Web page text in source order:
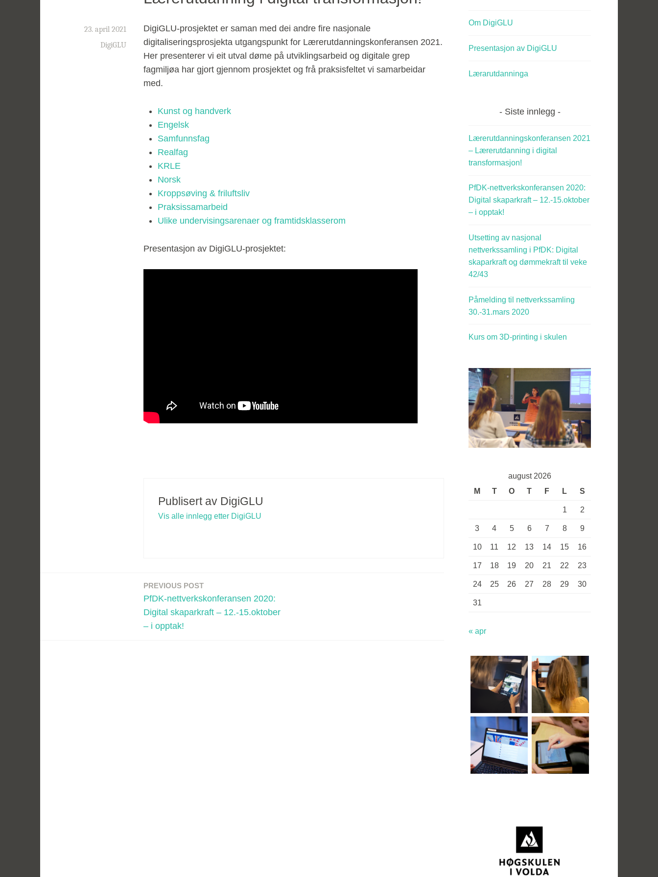
23. april 2021
DigiGLU
DigiGLU-prosjektet er saman med dei andre fire nasjonale
digitaliseringsprosjekta utgangspunkt for Lærerutdanningskonferansen 2021.
Her presenterer vi eit utval døme på utviklingsarbeid og digitale grep
fagmiljøa har gjort gjennom prosjektet og frå praksisfeltet vi samarbeidar
med.
Kunst og handverk
Engelsk
Samfunnsfag
Realfag
KRLE
Norsk
Kroppsøving & friluftsliv
Praksissamarbeid
Ulike undervisingsarenaer og framtidsklasserom
Presentasjon av DigiGLU-prosjektet:
Publisert av DigiGLU
Vis alle innlegg etter DigiGLU
InnleggsnavigasjonPREVIOUS POST
PfDK-nettverkskonferansen 2020:
Digital skaparkraft – 12.-15.oktober
– i opptak!
Om DigiGLU
Presentasjon av DigiGLU
Lærarutdanninga
Siste innlegg
Lærerutdanningskonferansen 2021
– Lærerutdanning i digital
transformasjon!
PfDK-nettverkskonferansen 2020:
Digital skaparkraft – 12.-15.oktober
– i opptak!
Utsetting av nasjonal
nettverkssamling i PfDK: Digital
skaparkraft og dømmekraft til veke
42/43
Påmelding til nettverkssamling
30.-31.mars 2020
Kurs om 3D-printing i skulen
august 2026
M
T O T F L S
1 2
3 4 5 6 7 8 9
10 11 12 13 14 15 16
17 18 19 20 21 22 23
24 25 26 27 28 29 30
31
« apr